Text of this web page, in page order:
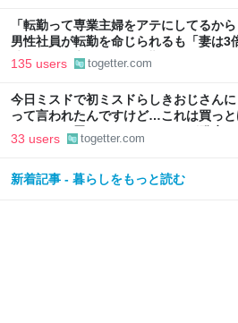
「転勤って専業主婦をアテにしてるか
男性社員が転勤を命じられるも「妻は3
辞める」と言ったら、転勤がなくなった
135 users togetter.com
今日ミスドで初ミスドらしきおじさん
って言われたんですけど…これは買っ
か…？」と尋ねられるイベントが発生し
33 users togetter.com
新着記事 - 暮らしをもっと読む